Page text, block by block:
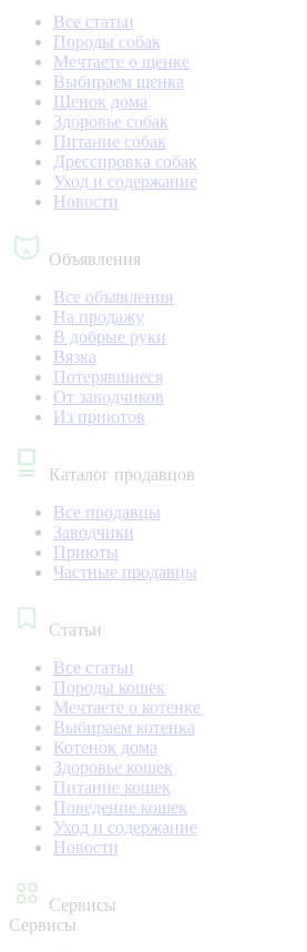
Все статьи
Породы собак
Мечтаете о щенке
Выбираем щенка
Щенок дома
Здоровье собак
Питание собак
Дрессировка собак
Уход и содержание
Новости
Объявления
Все объявления
На продажу
В добрые руки
Вязка
Потерявшиеся
От заводчиков
Из приютов
Каталог продавцов
Все продавцы
Заводчики
Приюты
Частные продавцы
Статьи
Все статьи
Породы кошек
Мечтаете о котенке
Выбираем котенка
Котенок дома
Здоровье кошек
Питание кошек
Поведение кошек
Уход и содержание
Новости
Сервисы
Сервисы